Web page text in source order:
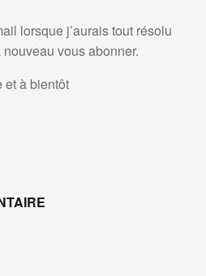
lorsque j’aurais tout résolu
vous abonner.
et à bientôt